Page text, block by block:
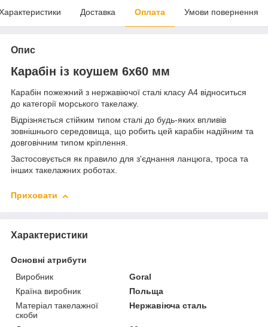
Доставка Оплата Умови повернення
Опис
Карабін із коушем 6х60 мм
Карабін пожежний з нержавіючої сталі класу А4 відноситься
до категорії морського такелажу.
Відрізняється стійким типом сталі до будь-яких впливів
зовнішнього середовища, що робить цей карабін надійним та
довговічним типом кріплення.
Застосовується як правило для з'єднання ланцюга, троса та
інших такелажних роботах.
Приховати
Характеристики
Основні атрибути
Виробник
Goral
Країна виробник
Польща
Матеріал такелажної
скоби
Нержавіюча сталь